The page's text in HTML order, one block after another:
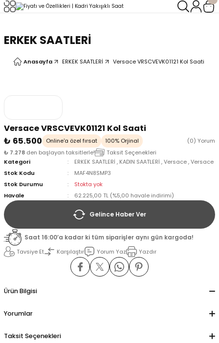
ERKEK SAATLERİ
Anasayfa ERKEK SAATLERİ Versace VRSCVEVK01121 Kol Saati
Versace VRSCVEVK01121 Kol Saati
₺ 65.500
Online'a özel fırsat 100% Orjinal
(0) Yorum
₺ 7.278 den başlayan taksitlerle!
Taksit Seçenekleri
Kategori
ERKEK SAATLERİ , KADIN SAATLERİ ,Versace ,Versace
Stok Kodu
MAF4N8SMP3
Stok Durumu
Stokta yok
Havale
62.225,00 TL (%5,00 havale indirimi)
Gelince Haber Ver
Saat 16:00’a kadar ki tüm siparişler aynı gün kargoda!
Tavsiye Et
Karşılaştır Yorum Yaz Yazdır
Ürün Bilgisi
Yorumlar
Taksit Seçenekleri
Geri Dön
Geri Dön